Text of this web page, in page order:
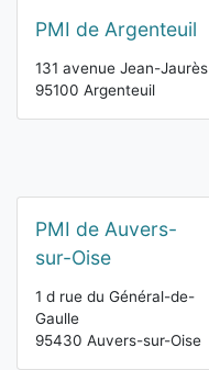
PMI de Argenteuil
131 avenue Jean-Jaurès
95100 Argenteuil
PMI de Auvers-
sur-Oise
1 d rue du Général-de-
Gaulle
95430 Auvers-sur-Oise